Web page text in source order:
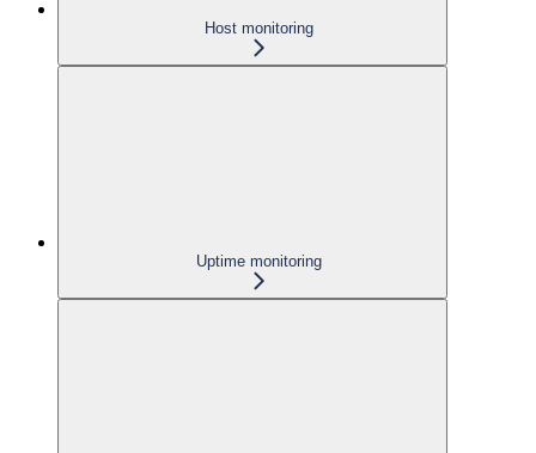
Host monitoring
Uptime monitoring